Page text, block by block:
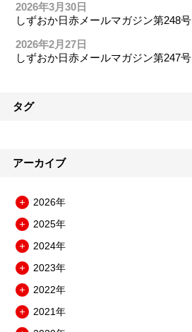
2026年3月30日
しずおか日赤メールマガジン第248号
2026年2月27日
しずおか日赤メールマガジン第247号
タグ
アーカイブ
2026年
ニ
ュ
を
開
2025年
ニ
ュ
を
開
2024年
ニ
ュ
を
2023年
ニ
ュ
2022年
ニ 2021年